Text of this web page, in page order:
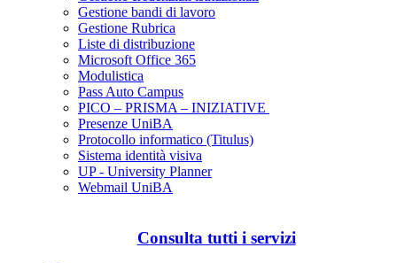
Gestione bandi di lavoro
Gestione Rubrica
Liste di distribuzione
Microsoft Office 365
Modulistica
Pass Auto Campus
PICO – PRISMA – INIZIATIVE
Presenze UniBA
Protocollo informatico (Titulus)
Sistema identità visiva
UP - University Planner
Webmail UniBA
Consulta tutti i servizi